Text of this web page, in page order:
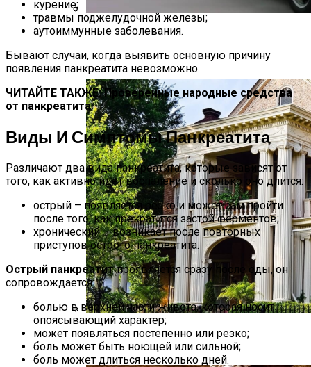
Дом На Колесах Своими Руками Из
Фото
Дом В Викторианском Стиле: История,
Особенности И Типы Сооружений
курение;
травмы поджелудочной железы;
аутоиммунные заболевания.
Бывают случаи, когда выявить основную причину
появления панкреатита невозможно.
ЧИТАЙТЕ ТАКЖЕ: Проверенные народные средства
от панкреатита
Виды И Симптомы Панкреатита
Различают два вида панкреатита, которые зависят от
того, как активно идет воспаление и сколько оно длится:
острый – появляется резко и может сам пройти
после того, как прекратится застой ферментов;
хронический – возникает после повторных
приступов острого панкреатита.
Острый панкреатитпроявляется сразу после еды, он
сопровождается:
болью в верхней части живота, которая носит
опоясывающий характер;
может появляться постепенно или резко;
боль может быть ноющей или сильной;
боль может длиться несколько дней.